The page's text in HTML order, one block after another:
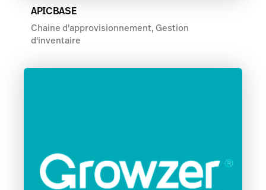
APICBASE
Chaine d'approvisionnement, Gestion
d'inventaire